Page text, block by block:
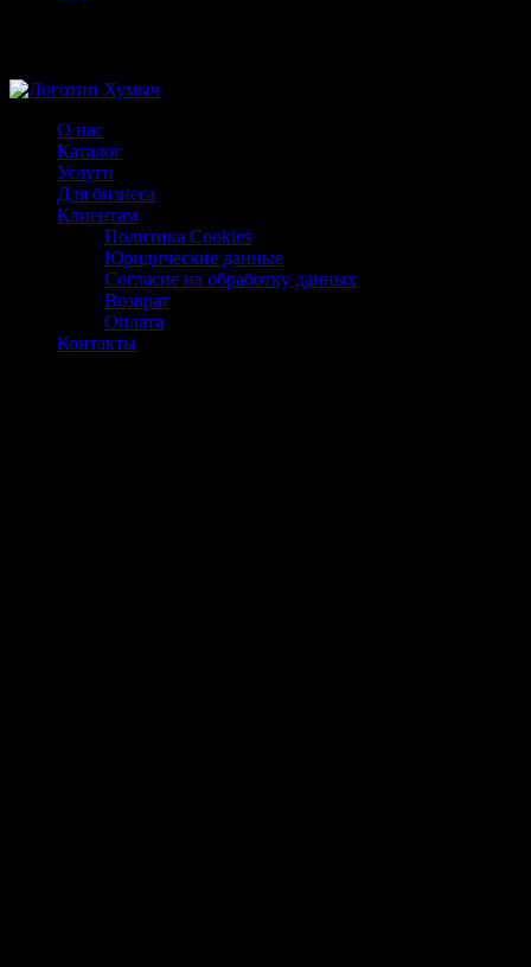
О нас
Каталог
Услуги
Для бизнеса
Клиентам
Политика Cookies
Юридические данные
Согласие на обработку данных
Возврат
Оплата
Контакты